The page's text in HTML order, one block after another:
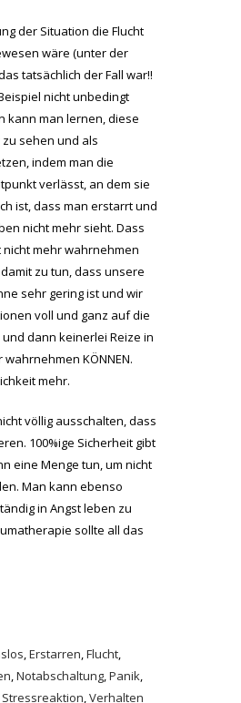
der Situation die Flucht
wäre (unter der
tatsächlich der Fall war!!
nicht unbedingt
kann man lernen, diese
sehen und als
indem man die
verlässt, an dem sie
ist, dass man erstarrt und
nicht mehr sieht. Dass
mehr wahrnehmen
zu tun, dass unsere
sehr gering ist und wir
voll und ganz auf die
dann keinerlei Reize in
KÖNNEN.
mehr.
völlig ausschalten, dass
100%ige Sicherheit gibt
eine Menge tun, um nicht
Man kann ebenso
in Angst leben zu
sollte all das
,Erstarren,Flucht,
,Notabschaltung,Panik,
Stressreaktion,Verhalten